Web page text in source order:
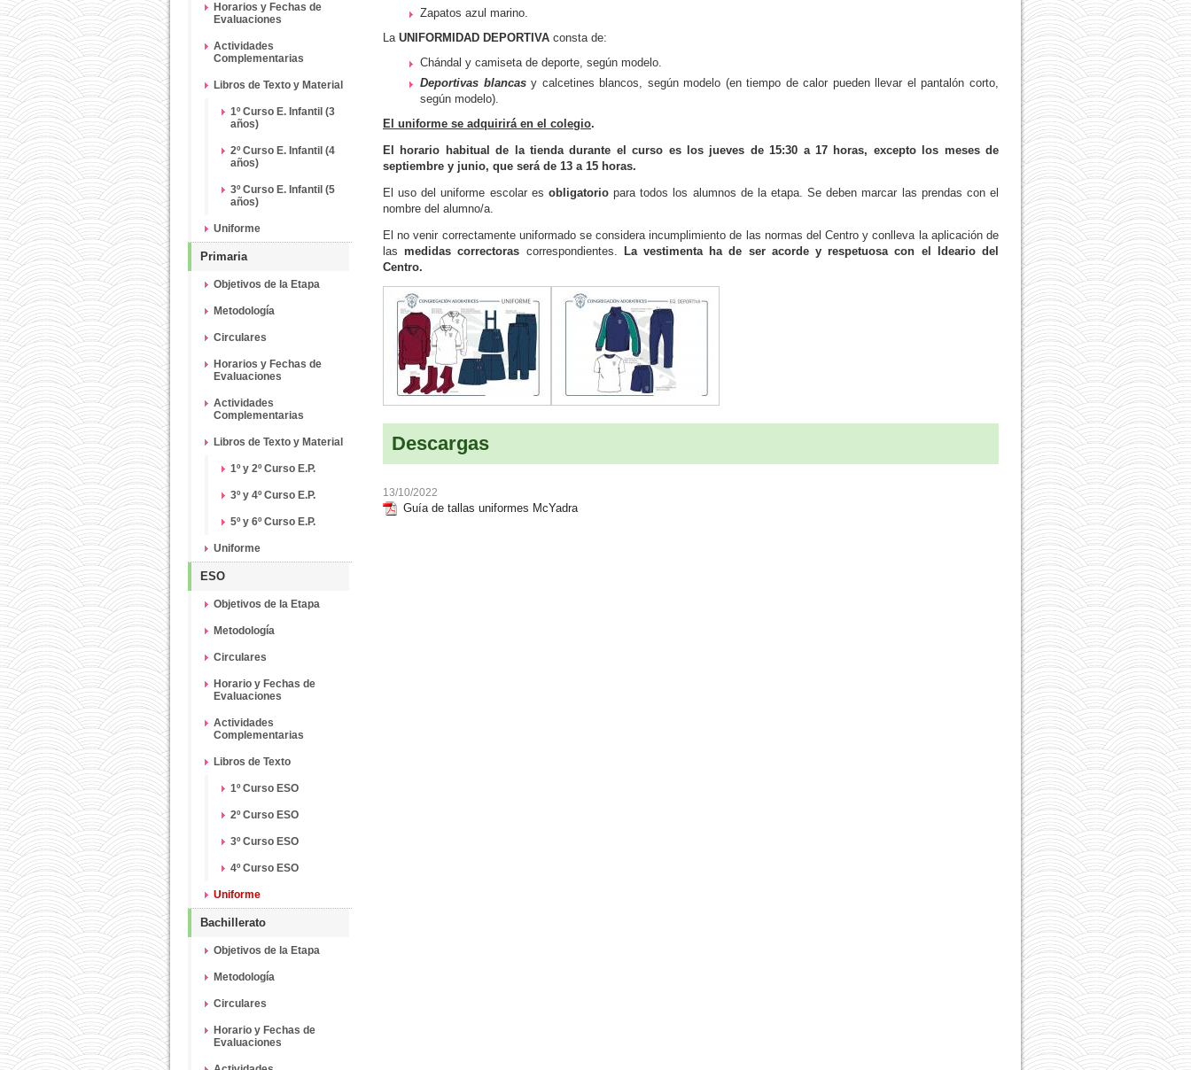
Horarios y Fechas de
Evaluaciones
Actividades
Complementarias
Libros de Texto y Material
1º Curso E. Infantil (3
años)
2º Curso E. Infantil (4
años)
3º Curso E. Infantil (5
años)
Uniforme
Primaria
Objetivos de la Etapa
Metodología
Circulares
Horarios y Fechas de
Evaluaciones
Actividades
Complementarias
Libros de Texto y Material
1º y 2º Curso E.P.
3º y 4º Curso E.P.
5º y 6º Curso E.P.
Uniforme
ESO
Objetivos de la Etapa
Metodología
Circulares
Horario y Fechas de
Evaluaciones
Actividades
Complementarias
Libros de Texto
1º Curso ESO
2º Curso ESO
3º Curso ESO
4º Curso ESO
Uniforme
Bachillerato
Objetivos de la Etapa
Metodología
Circulares
Horario y Fechas de
Evaluaciones
Zapatos azul marino.
La UNIFORMIDAD DEPORTIVA consta de:
Chándal y camiseta de deporte, según modelo.
Deportivas blancasy calcetines blancos, según modelo (en tiempo de calor pueden llevar el pantalón corto,
según modelo).
El uniforme se adquirirá en el colegio.
El horario habitual de la tienda durante el curso es los jueves de 15:30 a 17 horas, excepto los meses de
septiembre y junio, que será de 13 a 15 horas.
El uso del uniforme escolar es obligatoriopara todos los alumnos de la etapa. Se deben marcar las prendas con el
nombre del alumno/a.
El no venir correctamente uniformado se considera incumplimiento de las normas del Centro y conlleva la aplicación de
lasmedidas correctoras correspondientes.
La vestimenta ha de ser acorde y respetuosa con el Ideario del
Centro.
Descargas
13/10/2022
Guía de tallas uniformes McYadra